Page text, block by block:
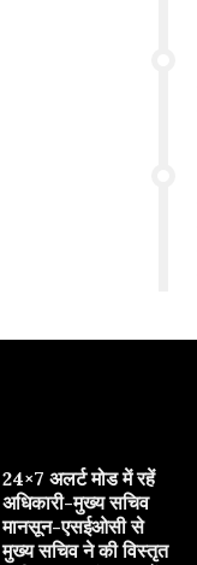
24×7 अलर्ट मोड में रहें
अधिकारी-मुख्य सचिव
मानसून-एसईओसी से
मुख्य सचिव ने की विस्तृत